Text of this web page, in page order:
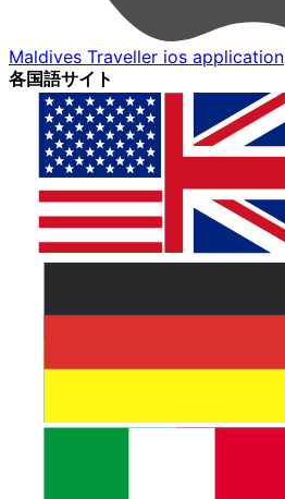
Maldives Traveller ios application
各国語サイト